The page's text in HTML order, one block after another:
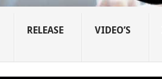
RELEASE VIDEO’S